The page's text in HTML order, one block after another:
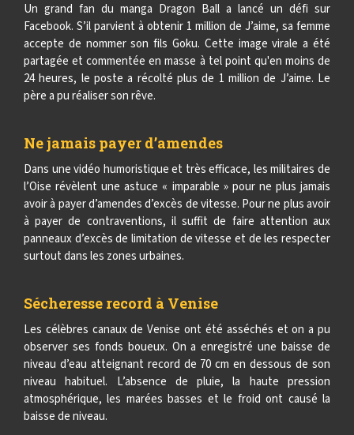
Un grand fan du manga Dragon Ball a lancé un défi sur
Facebook. S’il parvient à obtenir 1 million de J’aime, sa femme
accepte de nommer son fils Goku. Cette image virale a été
partagée et commentée en masse à tel point qu'en moins de
24 heures, le poste a récolté plus de 1 million de J’aime. Le
père a pu réaliser son rêve.
Ne jamais payer d’amendes
Dans une vidéo humoristique et très efficace, les militaires de
l’Oise révèlent une astuce « imparable » pour ne plus jamais
avoir à payer d’amendes d’excès de vitesse. Pour ne plus avoir
à payer de contraventions, il suffit de faire attention aux
panneaux d’excès de limitation de vitesse et de les respecter
surtout dans les zones urbaines.
Sécheresse record à Venise
Les célèbres canaux de Venise ont été asséchés et on a pu
observer ses fonds boueux. On a enregistré une baisse de
niveau d’eau atteignant record de 70 cm en dessous de son
niveau habituel. L’absence de pluie, la haute pression
atmosphérique, les marées basses et le froid ont causé la
baisse de niveau.